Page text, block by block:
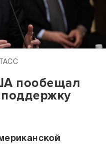
пообещал